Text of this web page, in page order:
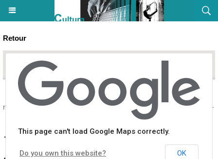
Retour
: Musique (Guitare / Piano) et théâtre - Salle de la médiathèque -
This page can't load Google Maps correctly.
Do you own this website? OK